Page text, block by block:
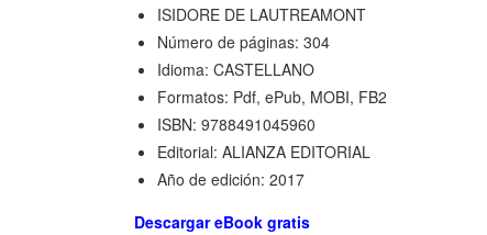
ISIDORE DE LAUTREAMONT
Número de páginas: 304
Idioma: CASTELLANO
Formatos: Pdf, ePub, MOBI, FB2
ISBN: 9788491045960
Editorial: ALIANZA EDITORIAL
Año de edición: 2017
Descargar eBook gratis